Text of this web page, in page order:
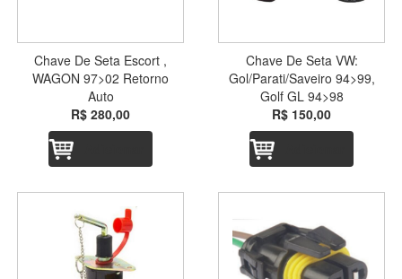
Chave De Seta Escort ,
WAGON 97>02 Retorno
Auto
R$ 280,00
Chave De Seta VW:
Gol/Parati/Saveiro 94>99,
Golf GL 94>98
R$ 150,00